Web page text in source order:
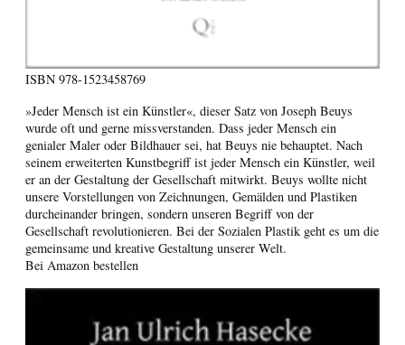
ISBN 978-1523458769
»Jeder Mensch ist ein Künstler«, dieser Satz von Joseph Beuys
wurde oft und gerne missverstanden. Dass jeder Mensch ein
genialer Maler oder Bildhauer sei, hat Beuys nie behauptet. Nach
seinem erweiterten Kunstbegriff ist jeder Mensch ein Künstler, weil
er an der Gestaltung der Gesellschaft mitwirkt. Beuys wollte nicht
unsere Vorstellungen von Zeichnungen, Gemälden und Plastiken
durcheinander bringen, sondern unseren Begriff von der
Gesellschaft revolutionieren. Bei der Sozialen Plastik geht es um die
gemeinsame und kreative Gestaltung unserer Welt.
Bei Amazon bestellen